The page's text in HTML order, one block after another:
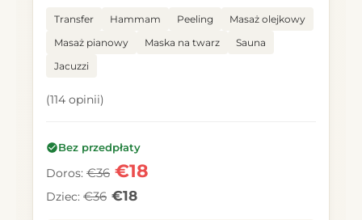
Transfer Hammam Peeling
Masaż olejkowy
Masaż pianowy
Maska na twarz
Sauna
Jacuzzi
(114 opinii)
Bez przedpłaty
Doros: €36 €18
Dziec: €36 €18